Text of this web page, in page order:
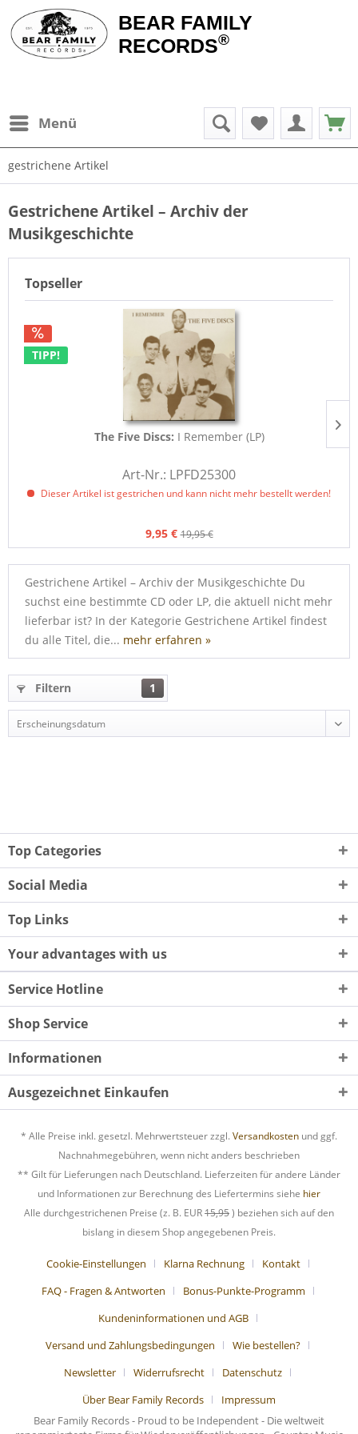
BEAR FAMILY
RECORDS®
Menü
gestrichene Artikel
Gestrichene Artikel – Archiv der
Musikgeschichte
Topseller
TIPP!
The Five Discs: I Remember (LP)
Art-Nr.: LPFD25300
Dieser Artikel ist gestrichen und kann nicht mehr bestellt werden!
9,95 € 19,95 €
Gestrichene Artikel – Archiv der Musikgeschichte Du
suchst eine bestimmte CD oder LP, die aktuell nicht mehr
lieferbar ist? In der Kategorie Gestrichene Artikel findest
du alle Titel, die... mehr erfahren »
Filtern 1
Top Categories
Social Media
Top Links
Your advantages with us
Service Hotline
Shop Service
Informationen
Ausgezeichnet Einkaufen
* Alle Preise inkl. gesetzl. Mehrwertsteuer zzgl. Versandkosten und ggf.
Nachnahmegebühren, wenn nicht anders beschrieben
** Gilt für Lieferungen nach Deutschland. Lieferzeiten für andere Länder
und Informationen zur Berechnung des Liefertermins siehe hier
Alle durchgestrichenen Preise (z. B. EUR15,95) beziehen sich auf den
bislang in diesem Shop angegebenen Preis.
Cookie-Einstellungen Klarna Rechnung
Kontakt
FAQ - Fragen & Antworten
Bonus-Punkte-Programm
Kundeninformationen und AGB
Versand und Zahlungsbedingungen
Wie bestellen?
Newsletter
Widerrufsrecht
Datenschutz
Über Bear Family Records
Impressum
Bear Family Records - Proud to be Independent - Die weltweit